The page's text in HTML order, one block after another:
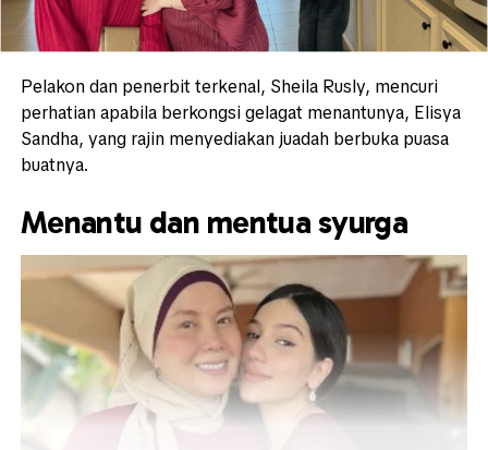
Pelakon dan penerbit terkenal, Sheila Rusly, mencuri
perhatian apabila berkongsi gelagat menantunya, Elisya
Sandha, yang rajin menyediakan juadah berbuka puasa
buatnya.
Menantu dan mentua syurga